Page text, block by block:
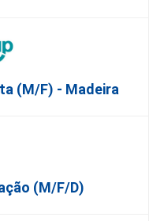
(M/F) - Madeira
(m/f/d)